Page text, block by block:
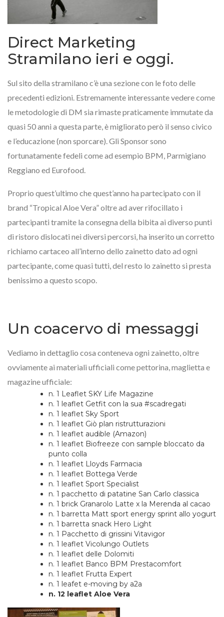
Direct Marketing
Stramilano ieri e oggi.
Sul sito della stramilano c’è una sezione con le foto delle
precedenti edizioni. Estremamente interessante vedere come
le metodologie di DM sia rimaste praticamente immutate da
quasi 50 anni a questa parte, è migliorato però il senso civico
e l’educazione (non sporcare). Gli Sponsor sono
fortunatamente fedeli come ad esempio BPM, Parmigiano
Reggiano ed Eurofood.
Proprio quest’ultimo che quest’anno ha partecipato con il
brand “Tropical Aloe Vera” oltre ad aver rifocillato i
partecipanti tramite la consegna della bibita ai diverso punti
di ristoro dislocati nei diversi percorsi, ha inserito un corretto
richiamo cartaceo all’interno dello zainetto dato ad ogni
partecipante, come quasi tutti, del resto lo zainetto si presta
benissimo a questo scopo.
Un coacervo di messaggi
Vediamo in dettaglio cosa conteneva ogni zainetto, oltre
ovviamente ai materiali ufficiali come pettorina, maglietta e
magazine ufficiale:
n. 1 Leaflet SKY Life Magazine
n. 1 leaflet Getfit con la sua #scadregati
n. 1 leaflet Sky Sport
n. 1 leaflet Giò plan ristrutturazioni
n. 1 leaflet audible (Amazon)
n. 1 leaflet Biofreeze con sample bloccato da
punto colla
n. 1 leaflet Lloyds Farmacia
n. 1 leaflet Bottega Verde
n. 1 leaflet Sport Specialist
n. 1 pacchetto di patatine San Carlo classica
n. 1 brick Granarolo Latte x la Merenda al cacao
n. 1 barretta Matt sport energy sprint allo yogurt
n. 1 barretta snack Hero Light
n. 1 Pacchetto di grissini Vitavigor
n. 1 leaflet Vicolungo Outlets
n. 1 leaflet delle Dolomiti
n. 1 leaflet Banco BPM Prestacomfort
n. 1 leaflet Frutta Expert
n. 1 leafet e-moving by a2a
n. 12 leaflet Aloe Vera